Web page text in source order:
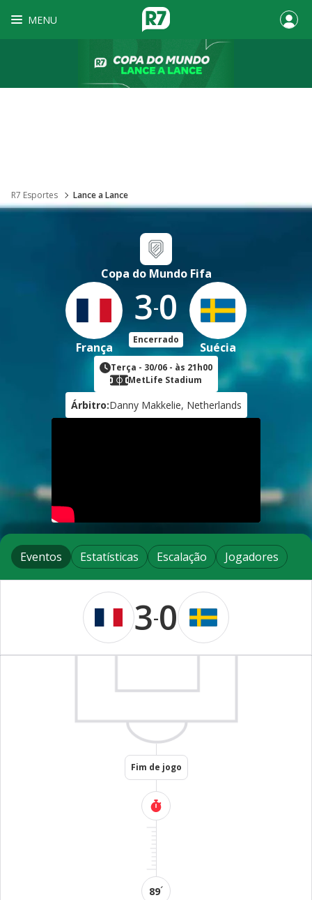
MENU
R7 Esportes Lance a Lance
Copa do Mundo Fifa
França
3-0
Encerrado
Suécia
Terça - 30/06 - às 21h00
MetLife Stadium
Árbitro:Danny Makkelie, Netherlands
Eventos Estatísticas Escalação Jogadores
3-0
Fim de jogo
89´